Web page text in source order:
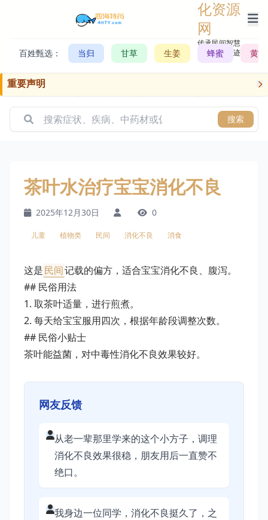
化资源
网
传承民间智慧，
记录历史轨迹
百姓甄选： 当归 甘草 生姜 蜂蜜 黄芪
重要声明
搜索
茶叶水治疗宝宝消化不良
2025年12月30日 0
儿童 植物类 民间 消化不良 消食
这是民间记载的偏方，适合宝宝消化不良、腹泻。
## 民俗用法
1. 取茶叶适量，进行煎煮。
2. 每天给宝宝服用四次，根据年龄段调整次数。
## 民俗小贴士
茶叶能益菌，对中毒性消化不良效果较好。
网友反馈
从老一辈那里学来的这个小方子，调理
消化不良效果很稳，朋友用后一直赞不
绝口。
我身边一位同学，消化不良挺久了，之